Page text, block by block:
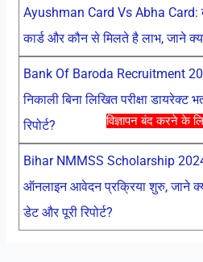
विज्ञापन बंद करने के
Ayushman Card Vs Abha Card:
कार्ड और कौन से मिलते है लाभ, जाने क्या
Bank Of Baroda Recruitment
निकाली बिना लिखित परीक्षा डायरेक्ट
रिपोर्ट?
Bihar NMMSS Scholarship
ऑनलाइन आवेदन प्रक्रिया शुरु, जाने
डेट और पूरी रिपोर्ट?